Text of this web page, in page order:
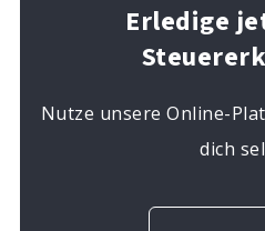
Erledige
Nutze unsere Online-
dich